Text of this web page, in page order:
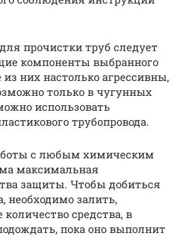
прочистки труб следует
компоненты выбранного
них настолько агрессивны,
только в чугунных
использовать
трубопровода.
с любым химическим
максимальная
защиты. Чтобы добиться
необходимо залить,
количество средства, в
пока оно выполнит